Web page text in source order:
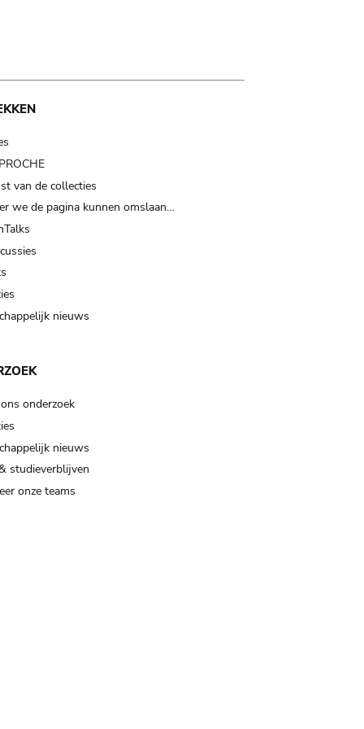
van de collecties
we de pagina kunnen omslaan…
nieuws
onderzoek
nieuws
studieverblijven
onze teams